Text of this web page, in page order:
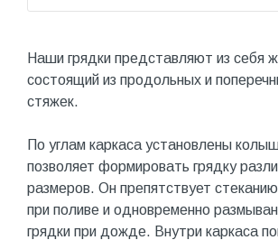
Наши грядки представляют из себя
состоящий из продольных и
стяжек.
По углам каркаса установлены
позволяет формировать грядку
размеров. Он препятствует
при поливе и одновременно
грядки при дожде. Внутри каркаса